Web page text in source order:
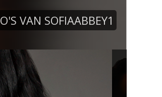
VAN SOFIAABBEY1